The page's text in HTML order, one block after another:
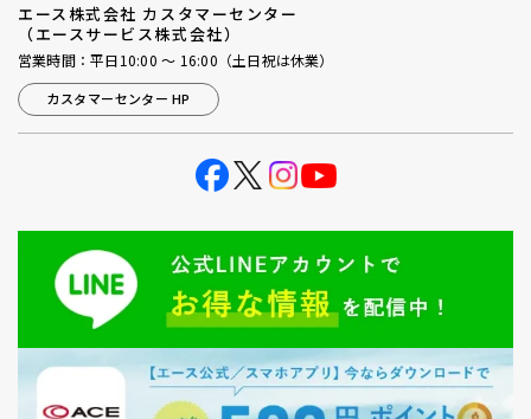
エース株式会社 カスタマーセンター
（エースサービス株式会社）
営業時間：平日10:00 ～ 16:00（土日祝は休業）
カスタマーセンター HP